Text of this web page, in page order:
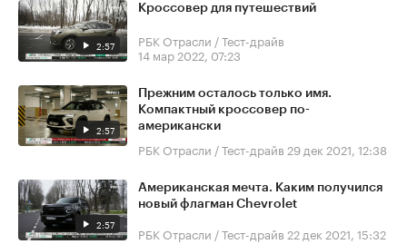
2:57
Кроссовер для путешествий
РБК Отрасли / Тест-драйв
14 мар 2022, 07:23
2:57
Прежним осталось только имя.
Компактный кроссовер по-
американски
РБК Отрасли / Тест-драйв 29 дек 2021, 12:38
2:57
Американская мечта. Каким получился
новый флагман Chevrolet
РБК Отрасли / Тест-драйв 22 дек 2021, 15:32